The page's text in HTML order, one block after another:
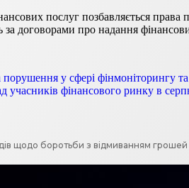
послуг позбавляється
за договорами про надання
у сфері фінмоніторингу
учасників фінансового ринку в